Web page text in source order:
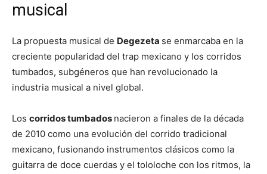
musical
La propuesta musical de Degezeta se enmarcaba en la
creciente popularidad del trap mexicano y los corridos
tumbados, subgéneros que han revolucionado la
industria musical a nivel global.
Los corridos tumbados nacieron a finales de la década
de 2010 como una evolución del corrido tradicional
mexicano, fusionando instrumentos clásicos como la
guitarra de doce cuerdas y el tololoche con los ritmos, la